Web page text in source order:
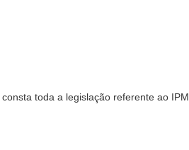
toda a legislação referente ao IPM.